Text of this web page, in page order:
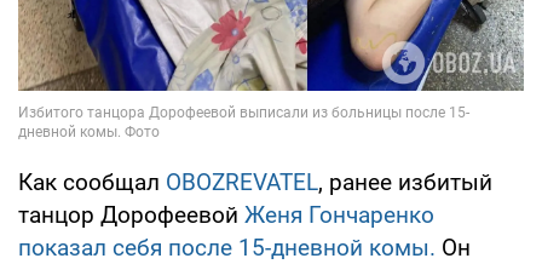
Как сообщал OBOZREVATEL, ранее избитый
танцор Дорофеевой Женя Гончаренко
показал себя после 15-дневной комы. Он